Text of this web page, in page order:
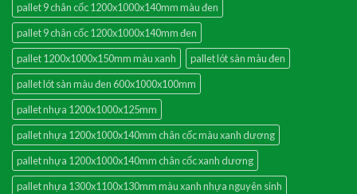
pallet 9 chân cốc 1200x1000x140mm màu đen
pallet 9 chân cốc 1200x1000x140mm đen
pallet 1200x1000x150mm màu xanh
pallet lót sàn màu đen
pallet lót sàn màu đen 600x1000x100mm
pallet nhựa 1200x1000x125mm
pallet nhựa 1200x1000x140mm chân cốc màu xanh dương
pallet nhựa 1200x1000x140mm chân cốc xanh dương
pallet nhựa 1300x1100x130mm màu xanh nhựa nguyên sinh